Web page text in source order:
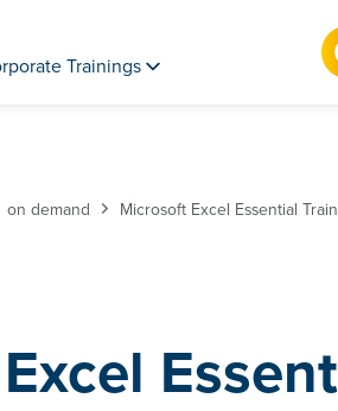
Trainings
on demand Microsoft Excel Essential